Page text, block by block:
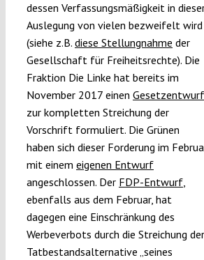
dessen Verfassungsmäßigkeit in
Auslegung von vielen bezweifelt wird
(siehe z.B. diese Stellungnahme der
Gesellschaft für Freiheitsrechte). Die
Fraktion Die Linke hat bereits im
November 2017 einen Gesetzentwurf
zur kompletten Streichung der
Vorschrift formuliert. Die Grünen
haben sich dieser Forderung im
mit einem eigenen Entwurf
angeschlossen. Der FDP-Entwurf,
ebenfalls aus dem Februar, hat
dagegen eine Einschränkung des
Werbeverbots durch die Streichung der
Tatbestandsalternative „seines